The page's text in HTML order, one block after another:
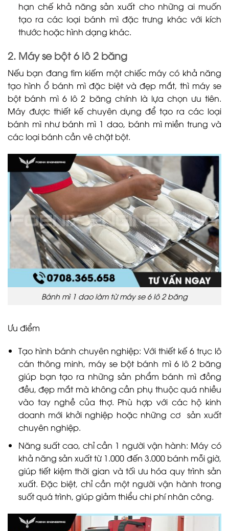
hạn chế khả năng sản xuất cho những ai muốn
tạo ra các loại bánh mì đặc trưng khác với kích
thước hoặc hình dạng khác.
2. Máy se bột 6 lô 2 băng
Nếu bạn đang tìm kiếm một chiếc máy có khả năng
tạo hình ổ bánh mì đặc biệt và đẹp mắt, thì máy se
bột bánh mì 6 lô 2 băng chính là lựa chọn ưu tiên.
Máy được thiết kế chuyên dụng để tạo ra các loại
bánh mì như bánh mì 1 dao, bánh mì miền trung và
các loại bánh cần vê chặt bột.
Bánh mì 1 dao làm từ máy se 6 lô 2 băng
Ưu điểm
Tạo hình bánh chuyên nghiệp: Với thiết kế 6 trục lô
cán thông minh, máy se bột bánh mì 6 lô 2 băng
giúp bạn tạo ra những sản phẩm bánh mì đồng
đều, đẹp mắt mà không cần phụ thuộc quá nhiều
vào tay nghề của thợ. Phù hợp với các hộ kinh
doanh mới khởi nghiệp hoặc những cơ sản xuất
chuyên nghiệp.
Năng suất cao, chỉ cần 1 người vận hành: Máy có
khả năng sản xuất từ 1.000 đến 3.000 bánh mỗi giờ,
giúp tiết kiệm thời gian và tối ưu hóa quy trình sản
xuất. Đặc biệt, chỉ cần một người vận hành trong
suốt quá trình, giúp giảm thiểu chi phí nhân công.